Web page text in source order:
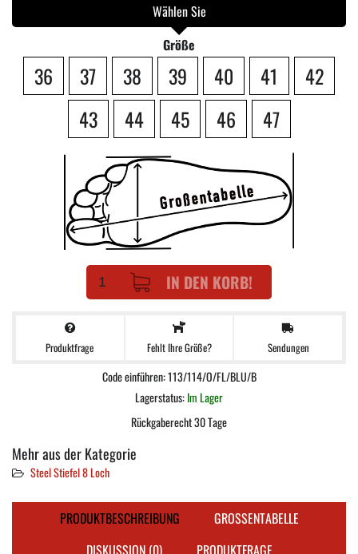
Wählen Sie
Größe
36 37 38 39 40 41
42
43
44 45 46 47
IN DEN KORB!
Produktfrage Fehlt Ihre Größe? Sendungen
Code einführen: 113/114/O/FL/BLU/B
Lagerstatus:Im Lager
Rückgaberecht 30 Tage
Mehr aus der Kategorie
Steel Stiefel 8 Loch
PRODUKTBESCHREIBUNG
GROSSENTABELLE
DISKUSSION (0)
PRODUKTFRAGE